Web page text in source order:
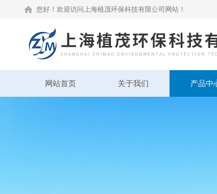
您好！欢迎访问上海植茂环保科技有限公司网站！
网站首页 关于我们 产品中